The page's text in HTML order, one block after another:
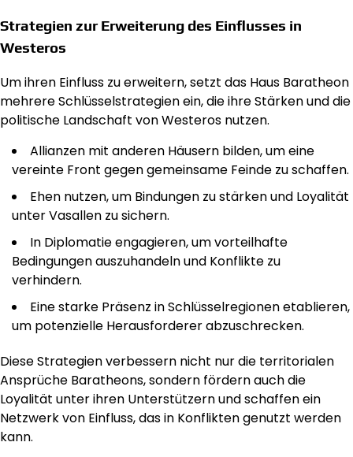
Strategien zur Erweiterung des Einflusses in
Westeros
Um ihren Einfluss zu erweitern, setzt das Haus Baratheon
mehrere Schlüsselstrategien ein, die ihre Stärken und die
politische Landschaft von Westeros nutzen.
Allianzen mit anderen Häusern bilden, um eine
vereinte Front gegen gemeinsame Feinde zu schaffen.
Ehen nutzen, um Bindungen zu stärken und Loyalität
unter Vasallen zu sichern.
In Diplomatie engagieren, um vorteilhafte
Bedingungen auszuhandeln und Konflikte zu
verhindern.
Eine starke Präsenz in Schlüsselregionen etablieren,
um potenzielle Herausforderer abzuschrecken.
Diese Strategien verbessern nicht nur die territorialen
Ansprüche Baratheons, sondern fördern auch die
Loyalität unter ihren Unterstützern und schaffen ein
Netzwerk von Einfluss, das in Konflikten genutzt werden
kann.